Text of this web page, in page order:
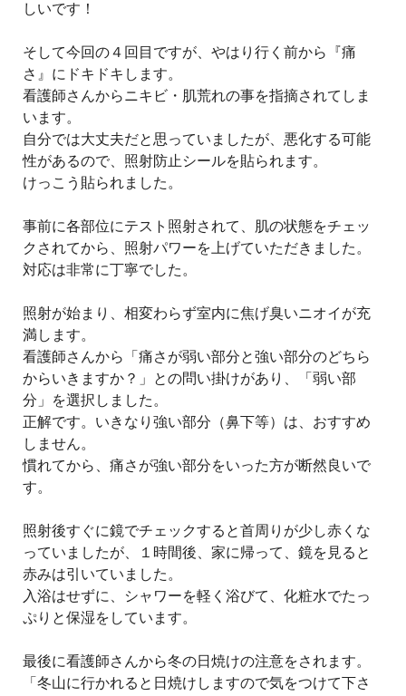
しいです！
そして今回の４回目ですが、やはり行く前から『痛
さ』にドキドキします。
看護師さんからニキビ・肌荒れの事を指摘されてしま
います。
自分では大丈夫だと思っていましたが、悪化する可能
性があるので、照射防止シールを貼られます。
けっこう貼られました。
事前に各部位にテスト照射されて、肌の状態をチェッ
クされてから、照射パワーを上げていただきました。
対応は非常に丁寧でした。
照射が始まり、相変わらず室内に焦げ臭いニオイが充
満します。
看護師さんから「痛さが弱い部分と強い部分のどちら
からいきますか？」との問い掛けがあり、「弱い部
分」を選択しました。
正解です。いきなり強い部分（鼻下等）は、おすすめ
しません。
慣れてから、痛さが強い部分をいった方が断然良いで
す。
照射後すぐに鏡でチェックすると首周りが少し赤くな
っていましたが、１時間後、家に帰って、鏡を見ると
赤みは引いていました。
入浴はせずに、シャワーを軽く浴びて、化粧水でたっ
ぷりと保湿をしています。
最後に看護師さんから冬の日焼けの注意をされます。
「冬山に行かれると日焼けしますので気をつけて下さ